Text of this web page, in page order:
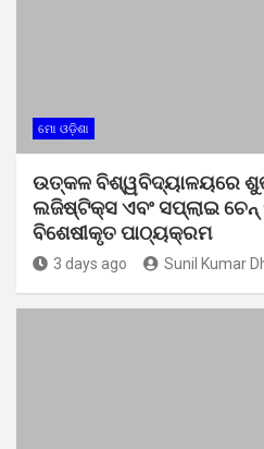
ମୋ ଓଡ଼ିଶା
ଉତ୍କଳ ବିଶ୍ୱବିଦ୍ୟାଳୟରେ
ଲଜିଷ୍ଟିକ୍ସ ଏବଂ ସପ୍ଲାଇ
ବିଶେଷୀକୃତ ପାଠ୍ୟକ୍ରମ
3 days ago Sunil Kumar